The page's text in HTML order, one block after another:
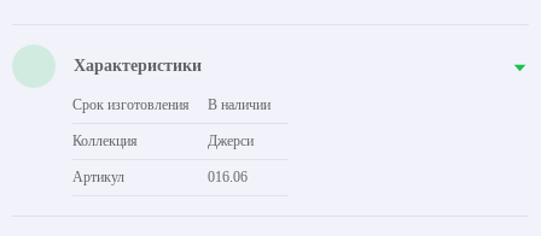
Характеристики
Срок изготовления В наличии
Коллекция Джерси
Артикул 016.06